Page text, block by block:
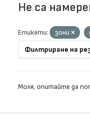
Не са
Етикети: зони
Филтриране на
Моля, опитайте да